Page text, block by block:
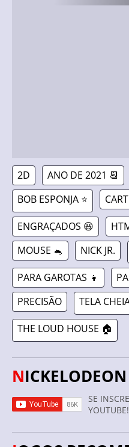
2D ANO DE 2021 📆
BOB ESPONJA ⭐
ENGRAÇADOS 😆
MOUSE 🐁
NICK JR.
PARA GAROTAS 👧
PRECISÃO
TELA
THE LOUD HOUSE 🏠
SE
YOUTUBE!